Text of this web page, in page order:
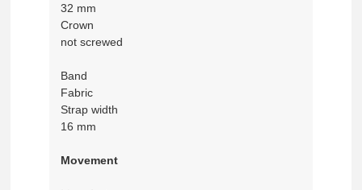
32 mm
Crown
not screwed
Band
Fabric
Strap width
16 mm
Movement